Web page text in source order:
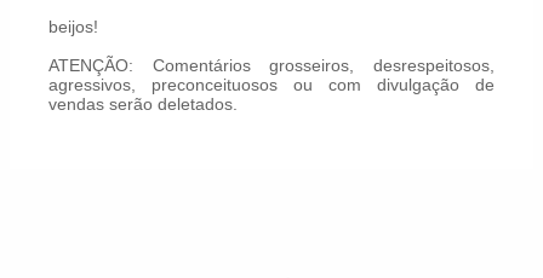
beijos!
ATENÇÃO: Comentários grosseiros, desrespeitosos,
agressivos, preconceituosos ou com divulgação de
vendas serão deletados.